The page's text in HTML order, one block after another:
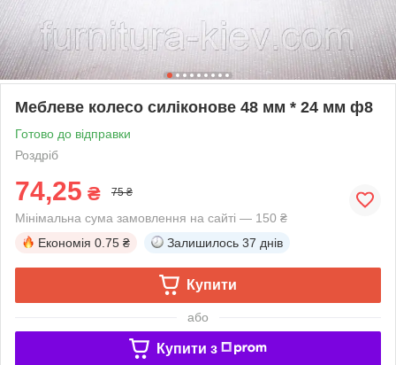
Меблеве колесо силіконове 48 мм * 24 мм ф8
Готово до відправки
Роздріб
74,25 ₴ 75 ₴
Мінімальна сума замовлення на сайті — 150 ₴
Економія 0.75 ₴ Залишилось 37 днів
Купити
або
Купити з